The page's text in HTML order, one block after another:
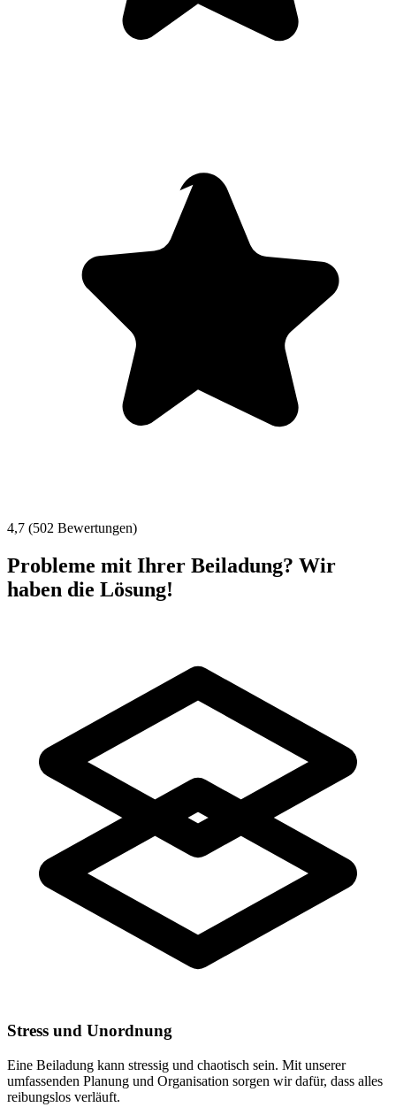
4,7 (502 Bewertungen)
Probleme mit Ihrer Beiladung? Wir
haben die Lösung!
Stress und Unordnung
Eine Beiladung kann stressig und chaotisch sein. Mit unserer
umfassenden Planung und Organisation sorgen wir dafür, dass alles
reibungslos verläuft.